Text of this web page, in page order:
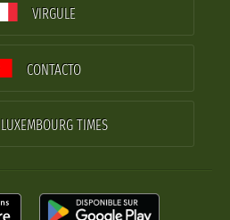
VIRGULE
CONTACTO
LUXEMBOURG TIMES